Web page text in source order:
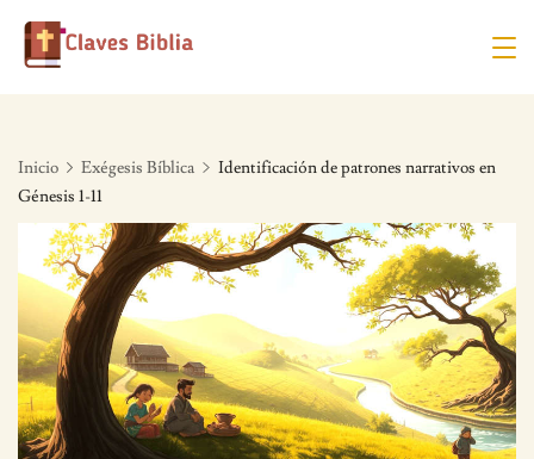
Skip
Inicio Exégesis Bíblica
Identificación de patrones narrativos en
Génesis 1-11